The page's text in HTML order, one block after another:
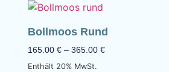
Bollmoos Rund
165.00 € – 365.00 €
Enthält 20% MwSt.